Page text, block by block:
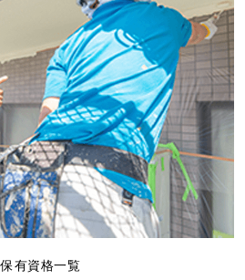
保有資格一覧